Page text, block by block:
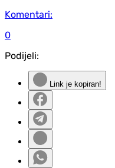
Komentari:
0
Podijeli:
Link je kopiran!